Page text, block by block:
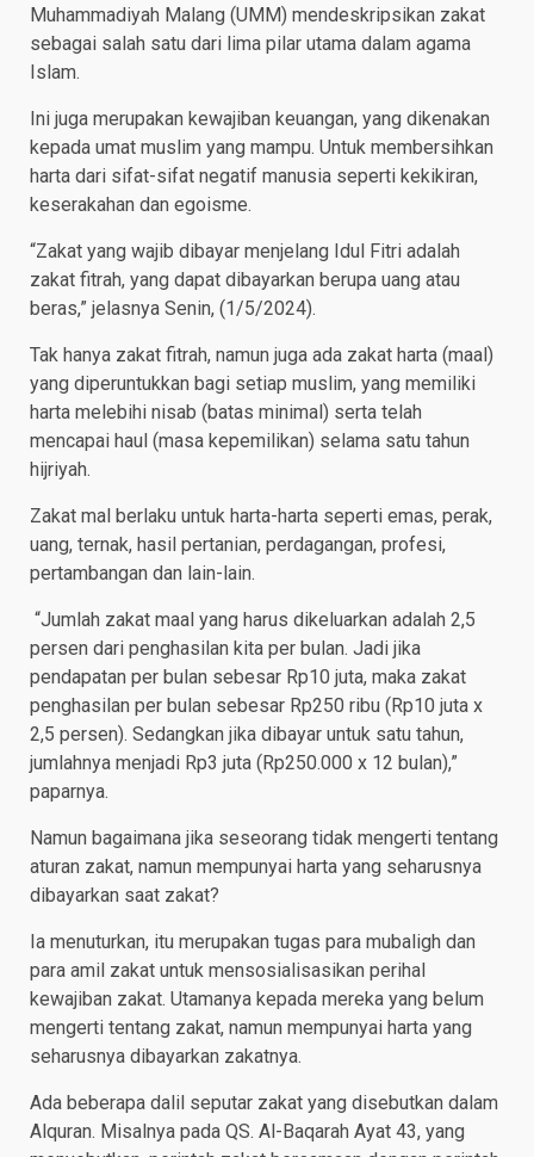
Muhammadiyah Malang (UMM) mendeskripsikan zakat
sebagai salah satu dari lima pilar utama dalam agama
Islam.
Ini juga merupakan kewajiban keuangan, yang dikenakan
kepada umat muslim yang mampu. Untuk membersihkan
harta dari sifat-sifat negatif manusia seperti kekikiran,
keserakahan dan egoisme.
“Zakat yang wajib dibayar menjelang Idul Fitri adalah
zakat fitrah, yang dapat dibayarkan berupa uang atau
beras,” jelasnya Senin, (1/5/2024).
Tak hanya zakat fitrah, namun juga ada zakat harta (maal)
yang diperuntukkan bagi setiap muslim, yang memiliki
harta melebihi nisab (batas minimal) serta telah
mencapai haul (masa kepemilikan) selama satu tahun
hijriyah.
Zakat mal berlaku untuk harta-harta seperti emas, perak,
uang, ternak, hasil pertanian, perdagangan, profesi,
pertambangan dan lain-lain.
“Jumlah zakat maal yang harus dikeluarkan adalah 2,5
persen dari penghasilan kita per bulan. Jadi jika
pendapatan per bulan sebesar Rp10 juta, maka zakat
penghasilan per bulan sebesar Rp250 ribu (Rp10 juta x
2,5 persen). Sedangkan jika dibayar untuk satu tahun,
jumlahnya menjadi Rp3 juta (Rp250.000 x 12 bulan),”
paparnya.
Namun bagaimana jika seseorang tidak mengerti tentang
aturan zakat, namun mempunyai harta yang seharusnya
dibayarkan saat zakat?
Ia menuturkan, itu merupakan tugas para mubaligh dan
para amil zakat untuk mensosialisasikan perihal
kewajiban zakat. Utamanya kepada mereka yang belum
mengerti tentang zakat, namun mempunyai harta yang
seharusnya dibayarkan zakatnya.
Ada beberapa dalil seputar zakat yang disebutkan dalam
Alquran. Misalnya pada QS. Al-Baqarah Ayat 43, yang